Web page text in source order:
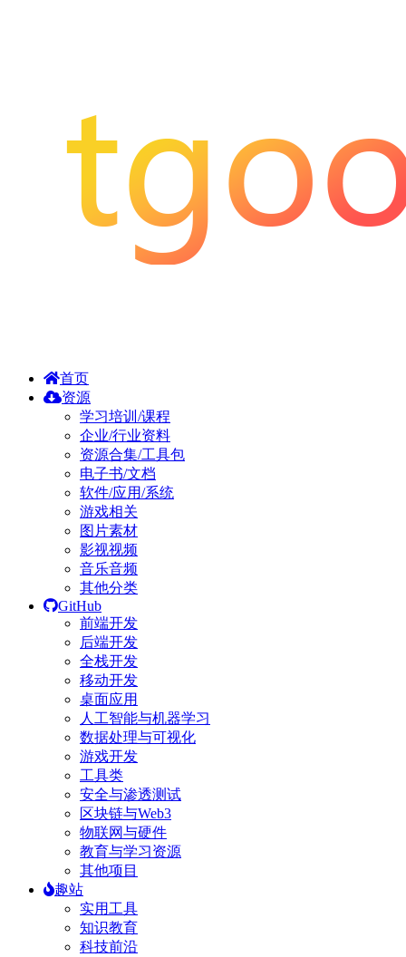
首页
资源
学习培训/课程
企业/行业资料
资源合集/工具包
电子书/文档
软件/应用/系统
游戏相关
图片素材
影视视频
音乐音频
其他分类
GitHub
前端开发
后端开发
全栈开发
移动开发
桌面应用
人工智能与机器学习
数据处理与可视化
游戏开发
工具类
安全与渗透测试
区块链与Web3
物联网与硬件
教育与学习资源
其他项目
趣站
实用工具
知识教育
科技前沿